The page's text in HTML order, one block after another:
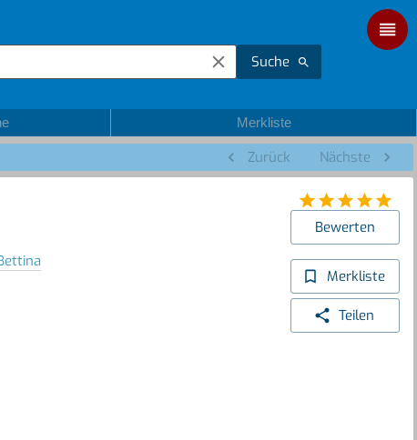
Suche
Merkliste
Zurück Nächste
Bewerten
Merkliste
Teilen